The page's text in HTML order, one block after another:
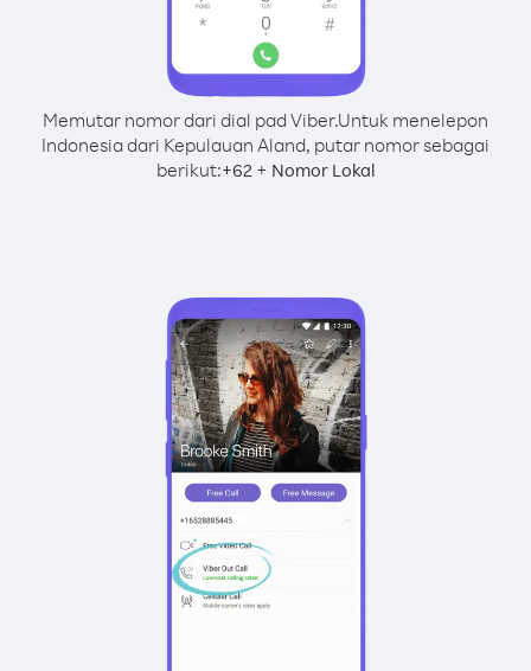
Memutar nomor dari dial pad Viber.Untuk menelepon
Indonesia dari Kepulauan Aland, putar nomor sebagai
berikut:+62+ Nomor Lokal